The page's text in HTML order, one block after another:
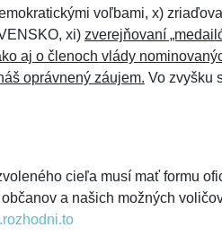
voľbami, x)
xi) zverejňovaní
aj o členoch vlády
oprávnený záujem. Vo zvyšku
cieľa musí mať formu
a našich možných